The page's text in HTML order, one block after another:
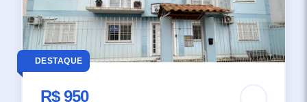
DESTAQUE
R$ 950